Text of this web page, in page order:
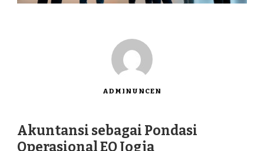
ADMINUNCEN
Akuntansi sebagai Pondasi
Operasional EO Jogja